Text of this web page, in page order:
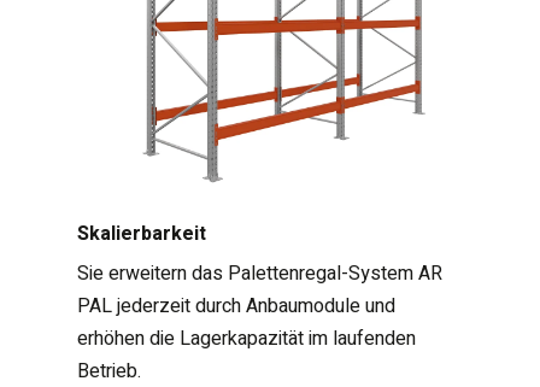
Skalierbarkeit
Sie erweitern das Palettenregal-System AR
PAL jederzeit durch Anbaumodule und
erhöhen die Lagerkapazität im laufenden
Betrieb.